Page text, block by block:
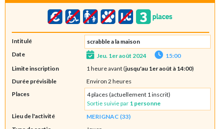
Intitulé
scrabble a la maison
Date
Jeu. 1er août 2024
15:00
Limite inscription
1 heure avant (jusqu'au 1er août à 14:00)
Durée prévisible
Environ 2 heures
Places
4 places (actuellement 1 inscrit)
Sortie suivie par 1 personne
Lieu de l'activité
MERIGNAC (33)